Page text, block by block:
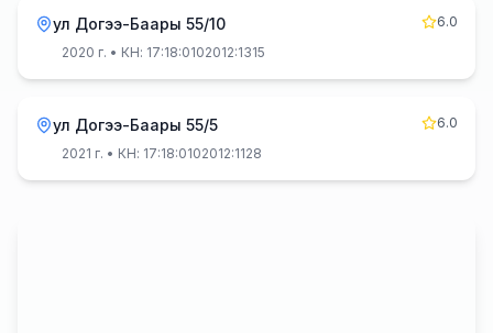
ул Догээ-Баары 55/10
6.0
2020 г. • КН: 17:18:0102012:1315
ул Догээ-Баары 55/5
6.0
2021 г. • КН: 17:18:0102012:1128